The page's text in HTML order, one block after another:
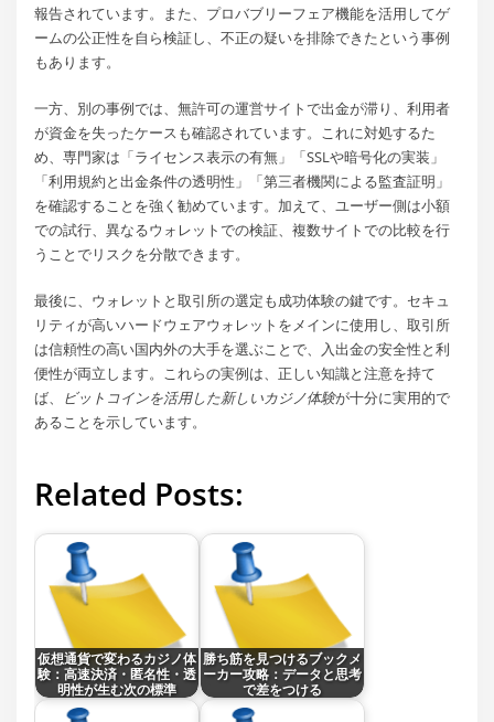
報告されています。また、プロバブリーフェア機能を活用してゲ
ームの公正性を自ら検証し、不正の疑いを排除できたという事例
もあります。
一方、別の事例では、無許可の運営サイトで出金が滞り、利用者
が資金を失ったケースも確認されています。これに対処するた
め、専門家は「ライセンス表示の有無」「SSLや暗号化の実装」
「利用規約と出金条件の透明性」「第三者機関による監査証明」
を確認することを強く勧めています。加えて、ユーザー側は小額
での試行、異なるウォレットでの検証、複数サイトでの比較を行
うことでリスクを分散できます。
最後に、ウォレットと取引所の選定も成功体験の鍵です。セキュ
リティが高いハードウェアウォレットをメインに使用し、取引所
は信頼性の高い国内外の大手を選ぶことで、入出金の安全性と利
便性が両立します。これらの実例は、正しい知識と注意を持て
ば、 ビットコインを活用した新しいカジノ体験が十分に実用的で
あることを示しています。
Related Posts:
仮想通貨で変わるカジノ体
験：高速決済・匿名性・透
明性が生む次の標準
勝ち筋を見つけるブックメ
ーカー攻略：データと思考
で差をつける